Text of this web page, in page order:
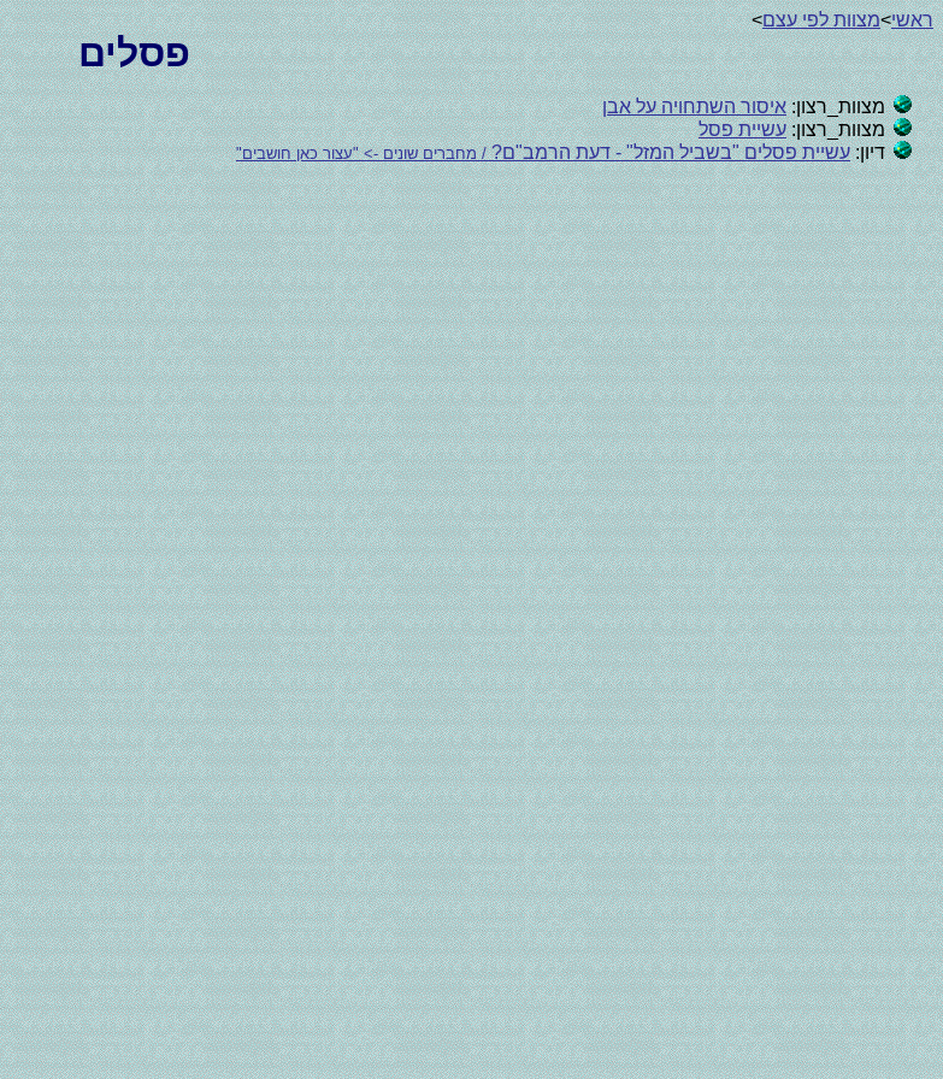
ראשי>מצוות לפי עצם>
פסלים
מצוות_רצון:איסור השתחויה על אבן
מצוות_רצון:עשיית פסל
דיון:עשיית פסלים "בשביל המזל" - דעת הרמב"ם?/ מחברים שונים -> "עצור כאן חושבים"